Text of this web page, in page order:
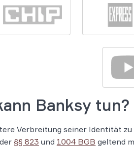
Banksy tun?
Verbreitung seiner Identität
§§ 823 und 1004 BGB geltend